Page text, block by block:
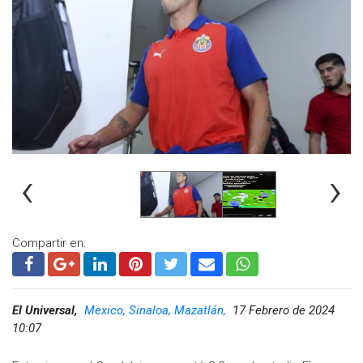
‹ ›
Compartir en:
El Universal, Mexico, Sinaloa, Mazatlán,
17 Febrero de 2024
10:07